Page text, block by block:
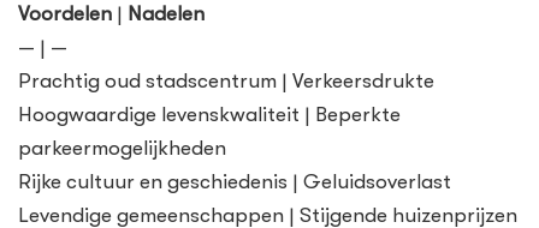
Voordelen | Nadelen
— | —
Prachtig oud stadscentrum | Verkeersdrukte
Hoogwaardige levenskwaliteit | Beperkte
parkeermogelijkheden
Rijke cultuur en geschiedenis | Geluidsoverlast
Levendige gemeenschappen | Stijgende huizenprijzen